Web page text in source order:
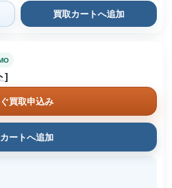
買取カートへ追加
]
買取申込み
ートへ追加